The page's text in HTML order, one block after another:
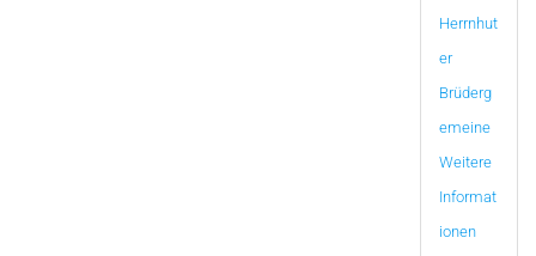
Herrnhut
er
Brüderg
emeine
Weitere
Informat
ionen